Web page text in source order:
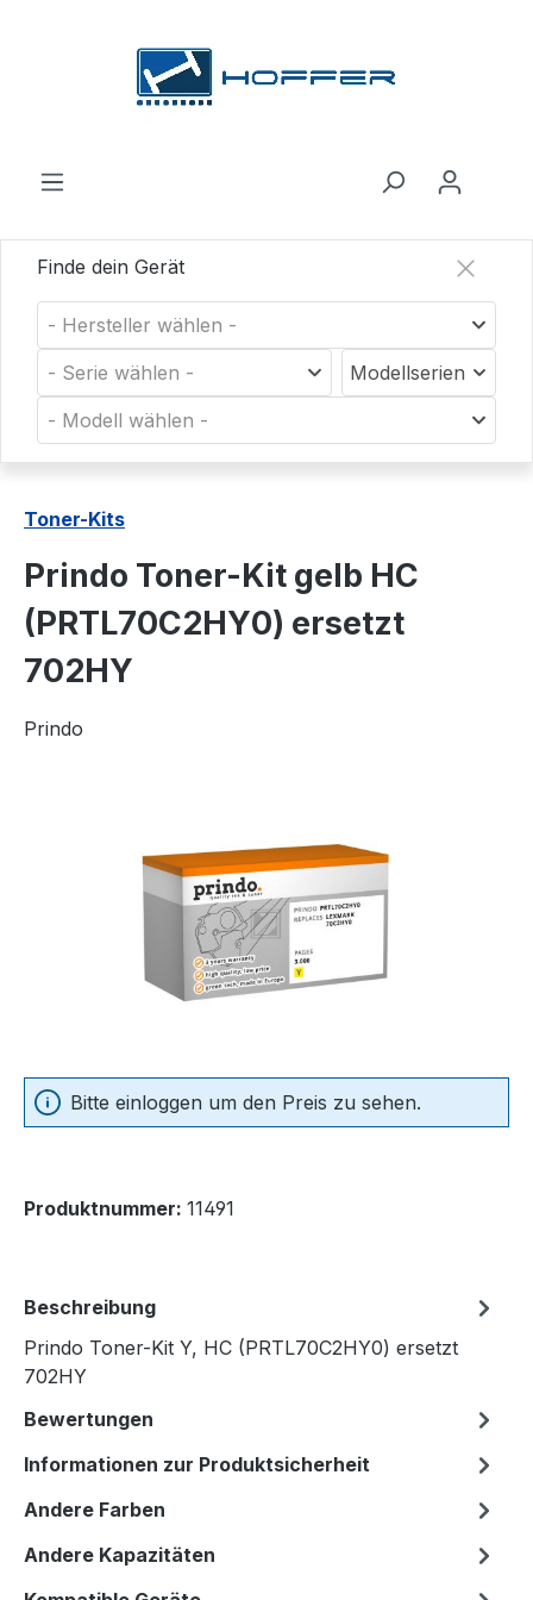
Finde dein Gerät
- Hersteller wählen -
- Serie wählen -
Modellserien
- Modell wählen -
Toner-Kits
Prindo Toner-Kit gelb HC
(PRTL70C2HY0) ersetzt
702HY
Prindo
Bitte einloggen um den Preis zu sehen.
Produktnummer: 11491
Beschreibung
Prindo Toner-Kit Y, HC (PRTL70C2HY0) ersetzt
702HY
Bewertungen
Informationen zur Produktsicherheit
Andere Farben
Andere Kapazitäten